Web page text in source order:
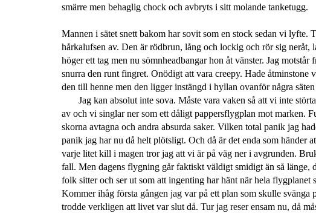
smärre men behaglig chock och avbryts i sitt molande tanketugg.
Mannen i sätet snett bakom har sovit som en stock sedan vi lyfte.
hårkalufsen av. Den är rödbrun, lång och lockig och rör sig neråt,
höger ett tag men nu sömnheadbangar hon åt vänster. Jag motstår
snurra den runt fingret. Onödigt att vara creepy. Hade åtminstone
den till henne men den ligger instängd i hyllan ovanför några
Jag kan absolut inte sova. Måste vara vaken så att vi inte
av och vi singlar ner som ett dåligt pappersflygplan mot marken.
skorna avtagna och andra absurda saker. Vilken total panik jag
panik jag har nu då helt plötsligt. Och då är det enda som händer
varje litet kill i magen tror jag att vi är på väg ner i avgrunden.
fall. Men dagens flygning går faktiskt väldigt smidigt än så länge,
folk sitter och ser ut som att ingenting har hänt när hela flygplanet
Kommer ihåg första gången jag var på ett plan som skulle svänga
trodde verkligen att livet var slut då. Tur jag reser ensam nu, då